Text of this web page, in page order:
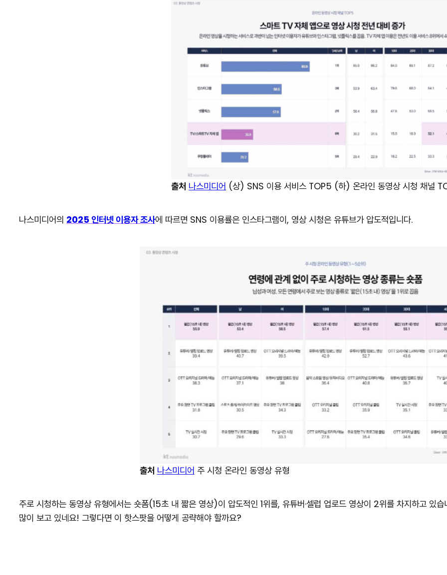
출처 나스미디어 (상) SNS 이용 서비스 TOP5 (하) 온라인 동영상 시청 채널
나스미디어의 2025 인터넷 이용자 조사에 따르면 SNS 이용률은 인스타그램이, 영상 시청은 유튜브가 압도적입니다.
출처 나스미디어 주 시청 온라인 동영상 유형
주로 시청하는 동영상 유형에서는 숏폼(15초 내 짧은 영상)이 압도적인 1위를, 유튜버·셀럽 업로드 영상이 2위를 차지하고 있
많이 보고 있네요! 그렇다면 이 핫스팟을 어떻게 공략해야 할까요?